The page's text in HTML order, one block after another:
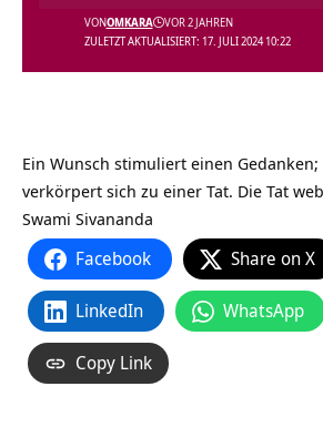
ZULETZT AKTUALISIERT: 17. JULI 2024 10:22
VONOMKARA VOR 2 JAHREN
Ein Wunsch stimuliert einen
verkörpert sich zu einer Tat. Die Tat
Swami Sivananda
Facebook Share on X
LinkedIn WhatsApp
Copy Link